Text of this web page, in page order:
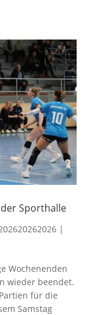
Sporthalle
|
Wochenenden
wieder beendet.
für die
Samstag